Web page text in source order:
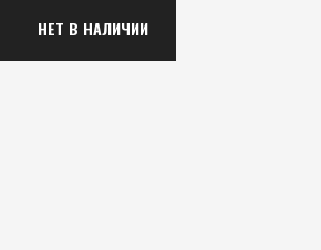
НЕТ В НАЛИЧИИ